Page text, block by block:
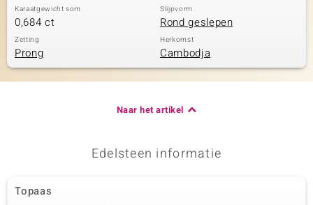
Karaatgewicht som
0,684 ct
Slijpvorm
Rond geslepen
Zetting
Prong
Herkomst
Cambodja
Naar het artikel
Edelsteen informatie
Topaas